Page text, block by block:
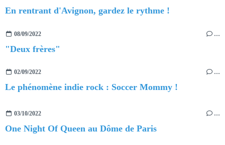
En rentrant d'Avignon, gardez le rythme !
08/09/2022 …
"Deux frères"
02/09/2022 …
Le phénomène indie rock : Soccer Mommy !
03/10/2022 …
One Night Of Queen au Dôme de Paris